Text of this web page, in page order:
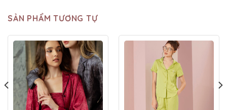
SẢN PHẨM TƯƠNG TỰ